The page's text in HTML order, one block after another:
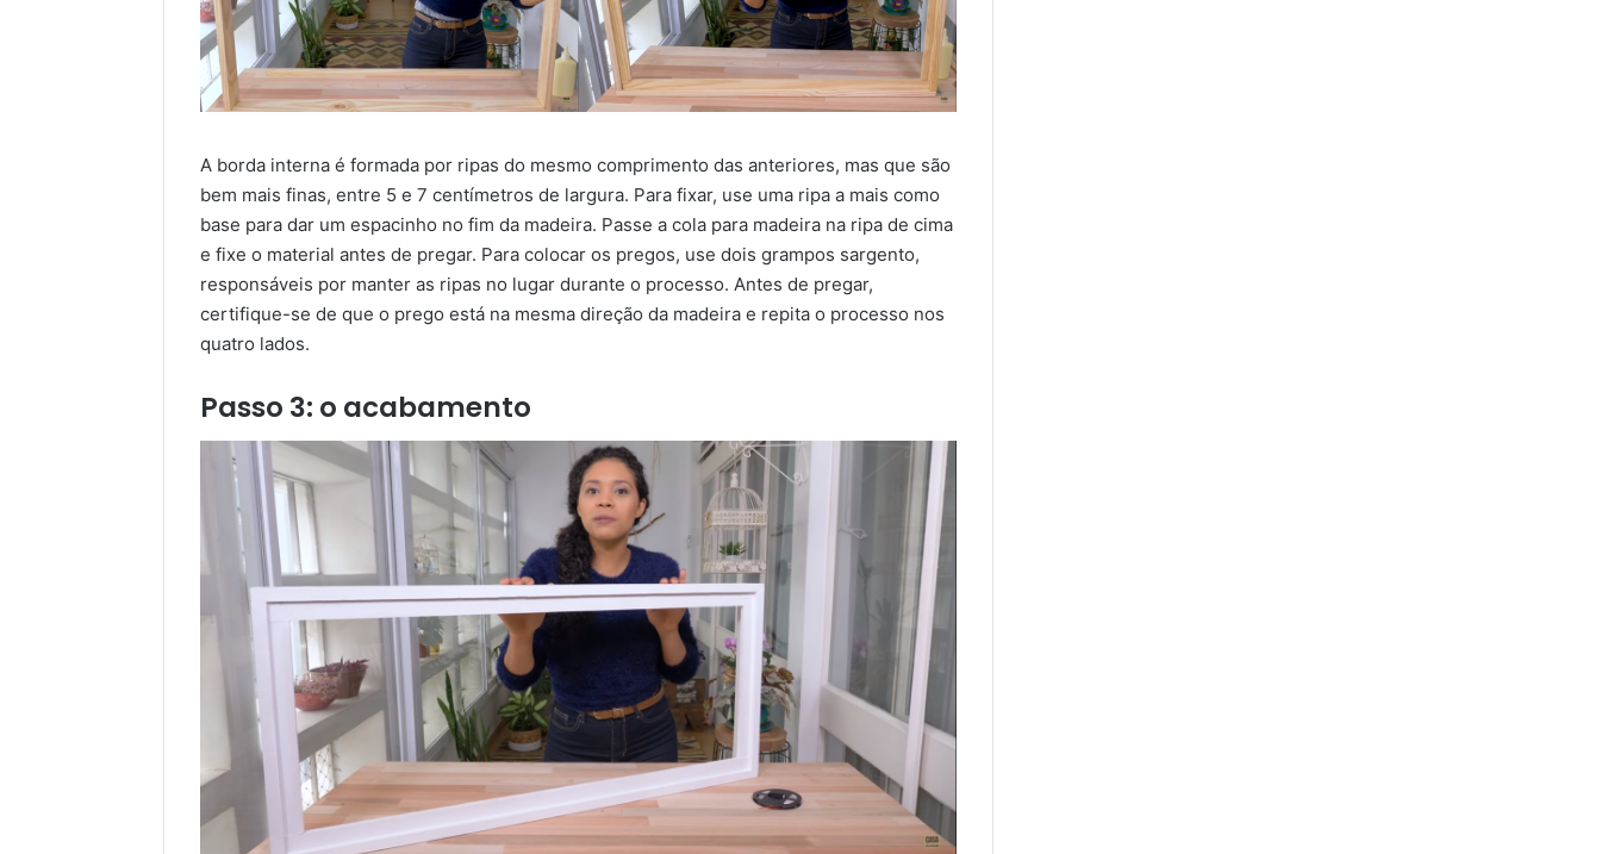
A borda interna é formada por ripas do mesmo comprimento das anteriores, mas que são
bem mais finas, entre 5 e 7 centímetros de largura. Para fixar, use uma ripa a mais como
base para dar um espacinho no fim da madeira. Passe a cola para madeira na ripa de cima
e fixe o material antes de pregar. Para colocar os pregos, use dois grampos sargento,
responsáveis por manter as ripas no lugar durante o processo. Antes de pregar,
certifique-se de que o prego está na mesma direção da madeira e repita o processo nos
quatro lados.
Passo 3: o acabamento